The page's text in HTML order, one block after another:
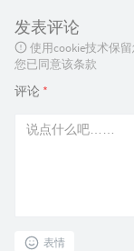
发表评论
使用cookie技术保
您已同意该条款
评论 *
表情